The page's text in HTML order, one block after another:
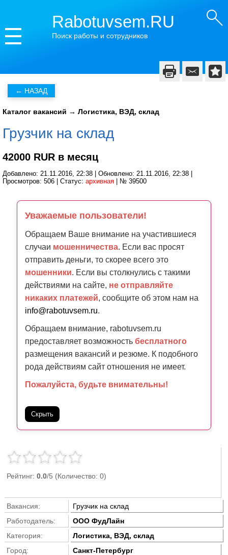
Rabotuvsem.RU
Поиск работы и сотрудников
Каталог вакансий → Логистика, ВЭД, склад
Грузчик на склад
42000 RUR в месяц
Добавлено: 21.11.2016, 22:38 | Обновлено: 21.11.2016, 22:38 |
Просмотров: 506 | Статус: архивная | № 39500
Уважаемые пользователи!
Обращаем Ваше внимание на участившиеся
случаи мошенничества. Если вас просят
отправить деньги, то скорее всего это
мошенники. Если вы столкнулись с такими
действиями на сайте, не отправляйте
никаких платежей, сообщите об этом нам на
info@rabotuvsem.ru.
Обращаем внимание, rabotuvsem.ru
предоставляет возможность бесплатного
размещения вакансий и резюме. К подобного
рода действиям сайт отношения не имеет.
Пожалуйста, будьте внимательны!
Скрыть
Рейтинг: 0.0/5 (Количество: 0)
Вакансия:
Грузчик на склад
Работодатель:
ООО ФудЛайн
Категория:
Логистика, ВЭД, склад
Город:
Санкт-Петербург